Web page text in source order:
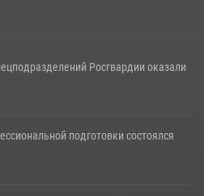
Росгвардии оказали
подготовки состоялся